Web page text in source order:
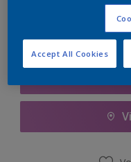
Accept All Cookies